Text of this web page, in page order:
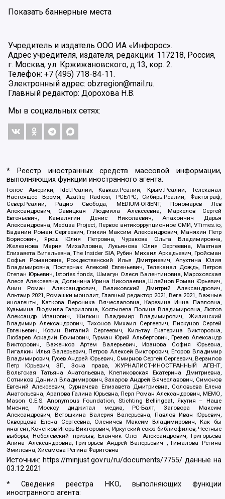
Показать баннерные места
Учредитель и издатель ООО ИА «Инфорос».
Адрес учредителя, издателя, редакции: 117218, Россия,
г. Москва, ул. Кржижановского, д.13, кор. 2.
Телефон: +7 (495) 718-84-11.
Электронный адрес: obzregion@mail.ru.
Главный редактор: Дорохова Н.В.
Мы в социальных сетях:
* Реестр иностранных средств массовой информации,
выполняющих функции иностранного агента:
Голос Америки, Idel.Реалии, Кавказ.Реалии, Крым.Реалии, Телеканал
Настоящее Время, Azatliq Radiosi, PCE/PC, Сибирь.Реалии, Фактограф,
Север.Реалии, Радио Свобода, MEDIUM-ORIENT, Пономарев Лев
Александрович, Савицкая Людмила Алексеевна, Маркелов Сергей
Евгеньевич, Камалягин Денис Николаевич, Апахончич Дарья
Александровна, Medusa Project, Первое антикоррупционное СМИ, VTimes.io,
Баданин Роман Сергеевич, Гликин Максим Александрович, Маняхин Петр
Борисович, Ярош Юлия Петровна, Чуракова Ольга Владимировна,
Железнова Мария Михайловна, Лукьянова Юлия Сергеевна, Маетная
Елизавета Витальевна, The Insider SIA, Рубин Михаил Аркадьевич, Гройсман
Софья Романовна, Рождественский Илья Дмитриевич, Апухтина Юлия
Владимировна, Постернак Алексей Евгеньевич, Телеканал Дождь, Петров
Степан Юрьевич, Istories fonds, Шмагун Олеся Валентиновна, Мароховская
Алеся Алексеевна, Долинина Ирина Николаевна, Шлейнов Роман Юрьевич,
Анин Роман Александрович, Великовский Дмитрий Александрович,
Альтаир 2021, Ромашки монолит, Главный редактор 2021, Вега 2021, Важные
иноагенты, Каткова Вероника Вячеславовна, Карезина Инна Павловна,
Кузьмина Людмила Гавриловна, Костылева Полина Владимировна, Лютов
Александр Иванович, Жилкин Владимир Владимирович, Жилинский
Владимир Александрович, Тихонов Михаил Сергеевич, Пискунов Сергей
Евгеньевич, Ковин Виталий Сергеевич, Кильтау Екатерина Викторовна,
Любарев Аркадий Ефимович, Гурман Юрий Альбертович, Грезев Александр
Викторович, Важенков Артем Валерьевич, Иванова София Юрьевна,
Пигалкин Илья Валерьевич, Петров Алексей Викторович, Егоров Владимир
Владимирович, Гусев Андрей Юрьевич, Смирнов Сергей Сергеевич, Верзилов
Петр Юрьевич, ЗП, Зона права, ЖУРНАЛИСТ-ИНОСТРАННЫЙ АГЕНТ,
Вольтская Татьяна Анатольевна, Клепиковская Екатерина Дмитриевна,
Сотников Даниил Владимирович, Захаров Андрей Вячеславович, Симонов
Евгений Алексеевич, Сурначева Елизавета Дмитриевна, Соловьева Елена
Анатольевна, Арапова Галина Юрьевна, Перл Роман Александрович, МЕМО,
Mason G.E.S. Anonymous Foundation, Stichting Bellingcat, Якутия – Наше
Мнение, Москоу диджитал медиа, РС-Балт, Заговора Максим
Александрович, Ветошкина Валерия Валерьевна, Павлов Иван Юрьевич,
Скворцова Елена Сергеевна, Оленичев Максим Владимирович, Как бы
инагент, Кочетков Игорь Викторович, Иркутский союз библиофилов, Честные
выборы, Нобелевский призыв, Еланчик Олег Александрович, Григорьева
Алина Александровна, Григорьев Андрей Валерьевич , Гималова Регина
Эмилевна, Хисамова Регина Фаритовна
Источник: https://minjust.gov.ru/ru/documents/7755/ данные на
03.12.2021
* Сведения реестра НКО, выполняющих функции
иностранного агента: